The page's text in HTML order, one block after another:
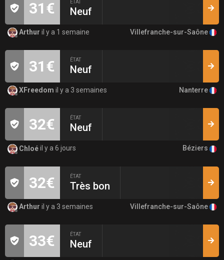
31€ ÉTAT
Neuf
Arthur il y a 1 semaine Villefranche-sur-Saône
31€ ÉTAT
Neuf
XFreedom il y a 3 semaines Nanterre
32€ ÉTAT
Neuf
Chloéil y a 6 jours Béziers
32€ ÉTAT
Très bon
Arthur il y a 3 semaines Villefranche-sur-Saône
33€ ÉTAT
Neuf